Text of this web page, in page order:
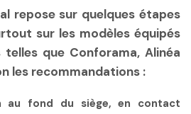
repose sur quelques étapes
sur les modèles équipés
telles que Conforama, Alinéa
les recommandations :
au fond du siège, en contact